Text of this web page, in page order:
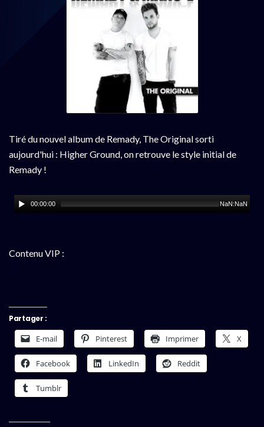
Tiré du nouvel album de Remady, The Original sorti
aujourd'hui : Higher Ground, on retrouve le style initial de
Remady !
00:00:00 NaN:NaN
Contenu VIP :
Partager :
E-mail Pinterest Imprimer X
Facebook LinkedIn Reddit
Tumblr